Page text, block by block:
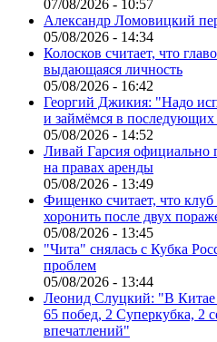
07/08/2026 - 10:57
Александр Ломовицкий
05/08/2026 - 14:34
Колосков считает, что
выдающаяся личность
05/08/2026 - 16:42
Георгий Джикия: "Надо
и займёмся в последующих
05/08/2026 - 14:52
Ливай Гарсия официально
на правах аренды
05/08/2026 - 13:49
Фищенко считает, что
хоронить после двух
05/08/2026 - 13:45
"Чита" снялась с Кубка
проблем
05/08/2026 - 13:44
Леонид Слуцкий: "В Китае
65 побед, 2 Суперкубка, 2
впечатлений"